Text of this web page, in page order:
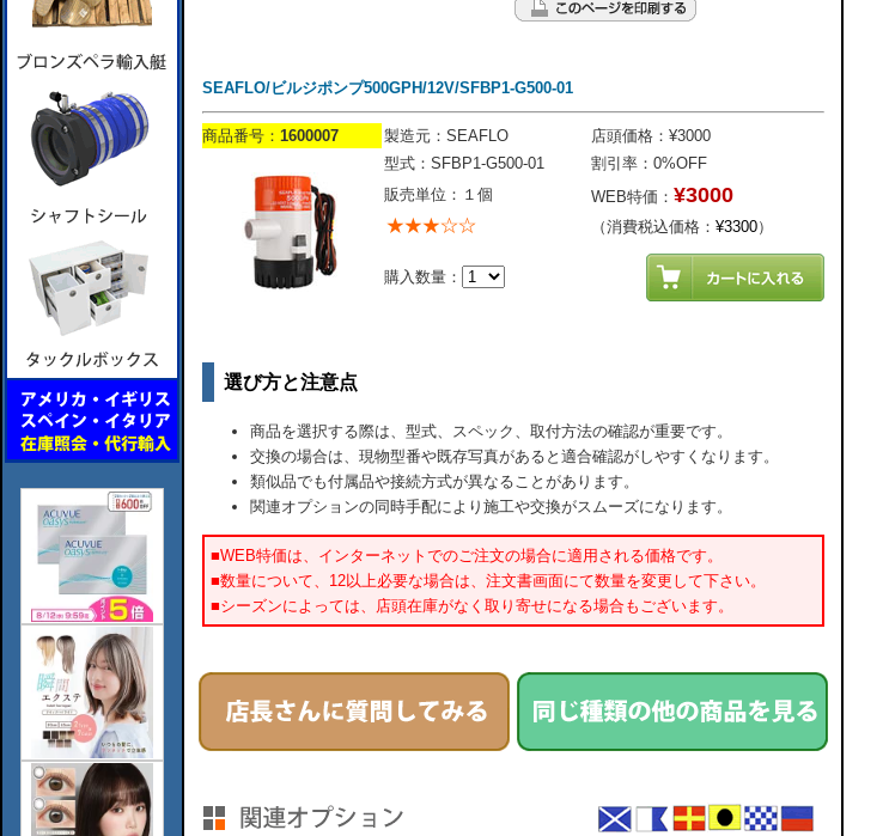
SEAFLO/ビルジポンプ500GPH/12V/SFBP1-G500-01
商品番号： 1600007 製造元：SEAFLO
店頭価格：¥3000
型式：SFBP1-G500-01
割引率：0%OFF
販売単位：１個
WEB特価： ¥3000
（消費税込価格： ¥3300）
購入数量：
選び方と注意点
商品を選択する際は、型式、スペック、取付方法の確認が重要です。
交換の場合は、現物型番や既存写真があると適合確認がしやすくなります。
類似品でも付属品や接続方式が異なることがあります。
関連オプションの同時手配により施工や交換がスムーズになります。
■WEB特価は、インターネットでのご注文の場合に適用される価格です。
■数量について、12以上必要な場合は、注文書画面にて数量を変更して下さい。
■シーズンによっては、店頭在庫がなく取り寄せになる場合もございます。